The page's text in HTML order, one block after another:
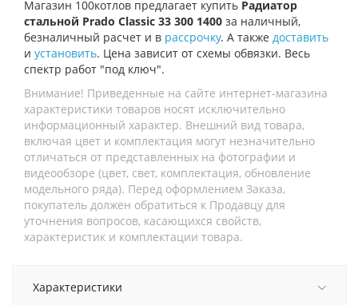
Магазин 100котлов предлагает купить Радиатор
стальной Prado Classic 33 300 1400 за наличный,
безналичный расчет и в рассрочку. А также доставить
и установить. Цена зависит от схемы обвязки. Весь
спектр работ "под ключ".
Внимание! Приведенные на сайте интернет-магазина
характеристики товаров носят исключительно
информационный характер. Внешний вид товара,
включая цвет и комплектация могут незначительно
отличаться от представленных на фотографии и
видеообзоре (цвет, свет, комплектация, обновление
модельного ряда). Перед оформлением Заказа,
покупатель должен обратиться к Продавцу для
уточнения вопросов, касающихся свойств,
характеристик и комплектации товара.
Характеристики